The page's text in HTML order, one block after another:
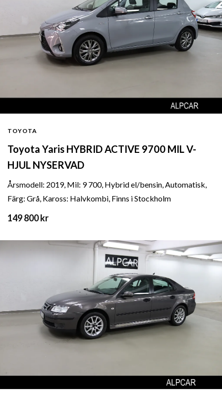
TOYOTA
Toyota Yaris HYBRID ACTIVE 9700 MIL V-
HJUL NYSERVAD
Årsmodell: 2019, Mil: 9 700, Hybrid el/bensin, Automatisk,
Färg: Grå, Kaross: Halvkombi, Finns i Stockholm
149 800 kr